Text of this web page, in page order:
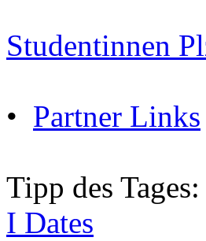
Studentinnen
• Partner Links
Tipp des Tages:
I Dates